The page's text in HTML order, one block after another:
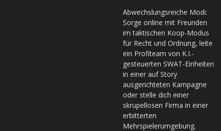
Abwechslungsreiche Modi:
Sorge online mit Freunden
im taktischen Koop-Modus
für Recht und Ordnung, leite
ein Profiteam von K.I.-
gesteuerten SWAT-Einheiten
in einer auf Story
ausgerichteten Kampagne
oder stelle dich einer
skrupellosen Firma in einer
erbitterten
Mehrspielerumgebung.